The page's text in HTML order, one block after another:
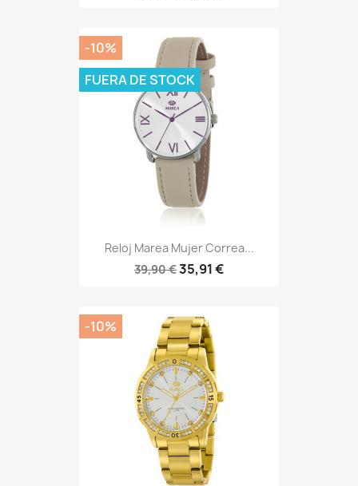
Reloj Marea Mujer Correa...
39,90 €35,91 €
-10%
FUERA DE STOCK
-10%